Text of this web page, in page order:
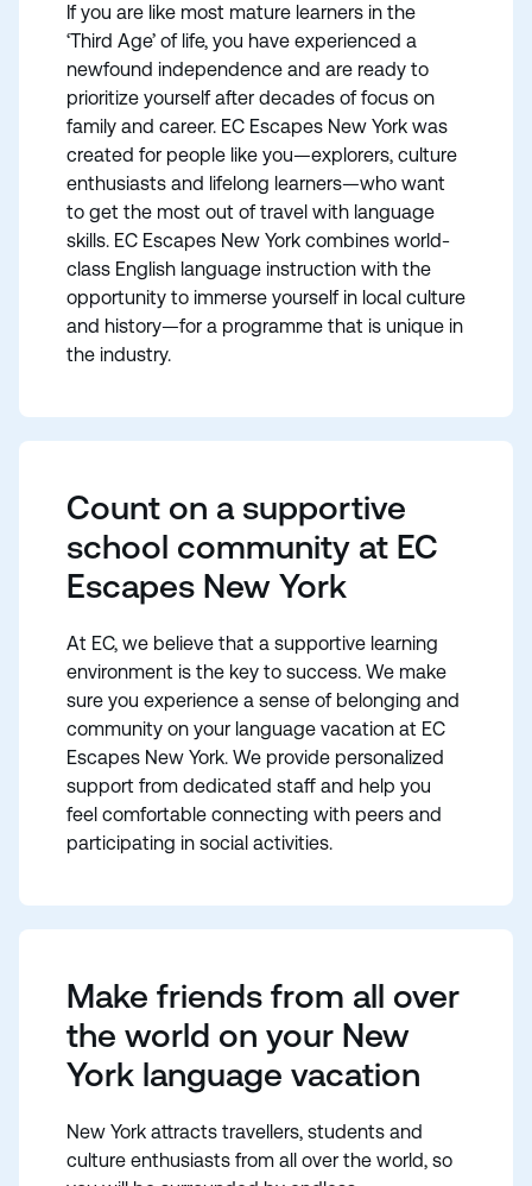
If you are like most mature learners in the
‘Third Age’ of life, you have experienced a
newfound independence and are ready to
prioritize yourself after decades of focus on
family and career. EC Escapes New York was
created for people like you—explorers, culture
enthusiasts and lifelong learners—who want
to get the most out of travel with language
skills. EC Escapes New York combines world-
class English language instruction with the
opportunity to immerse yourself in local culture
and history—for a programme that is unique in
the industry.
Count on a supportive
school community at EC
Escapes New York
At EC, we believe that a supportive learning
environment is the key to success. We make
sure you experience a sense of belonging and
community on your language vacation at EC
Escapes New York. We provide personalized
support from dedicated staff and help you
feel comfortable connecting with peers and
participating in social activities.
Make friends from all over
the world on your New
York language vacation
New York attracts travellers, students and
culture enthusiasts from all over the world, so